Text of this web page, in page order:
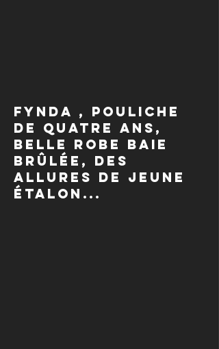
Fynda , pouliche
de quatre ans,
belle robe baie
brûlée, des
allures de jeune
étalon...